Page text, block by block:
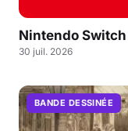
Nintendo
30 juil. 2026
BANDE DESSINÉE